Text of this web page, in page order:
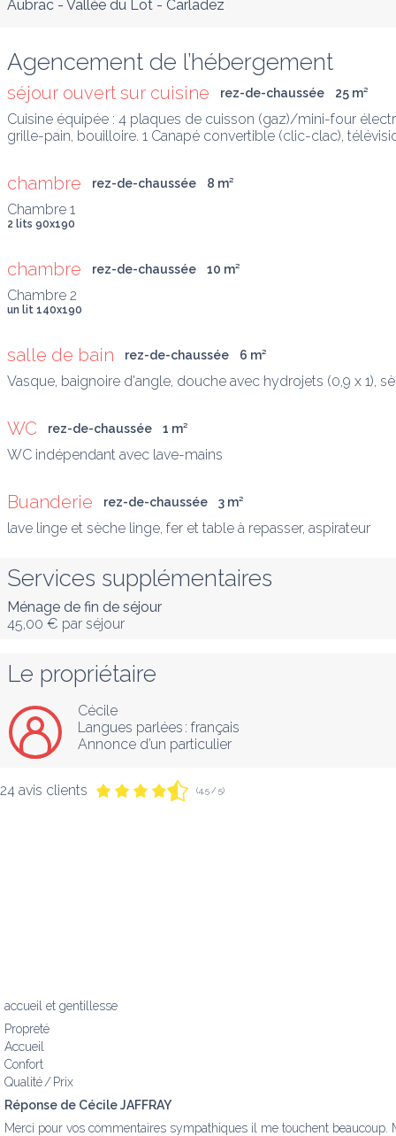
Aubrac - Vallée du Lot - Carladez
Agencement de l’hébergement
séjour ouvert sur cuisine rez-de-chaussée 25 m²
Cuisine équipée : 4 plaques de cuisson (gaz)/mini-four
grille-pain, bouilloire. 1 Canapé convertible (clic-clac),
chambre rez-de-chaussée 8 m²
2 lits 90x190
chambre rez-de-chaussée 10 m²
un lit 140x190
salle de bain rez-de-chaussée 6 m²
Vasque, baignoire d'angle, douche avec hydrojets (0,9 x 1),
WC rez-de-chaussée 1 m²
WC indépendant avec lave-mains
Buanderie rez-de-chaussée 3 m²
lave linge et sèche linge, fer et table à repasser, aspirateur
Services supplémentaires
Ménage de fin de séjour
45,00 € par séjour
Le propriétaire
Cécile
Langues parlées : français
Annonce d’un particulier
24 avis clients (4,5 / 5)
accueil et gentillesse
Propreté
Accueil
Confort
Qualité / Prix
Réponse de Cécile JAFFRAY
Merci pour vos commentaires sympathiques il me touchent